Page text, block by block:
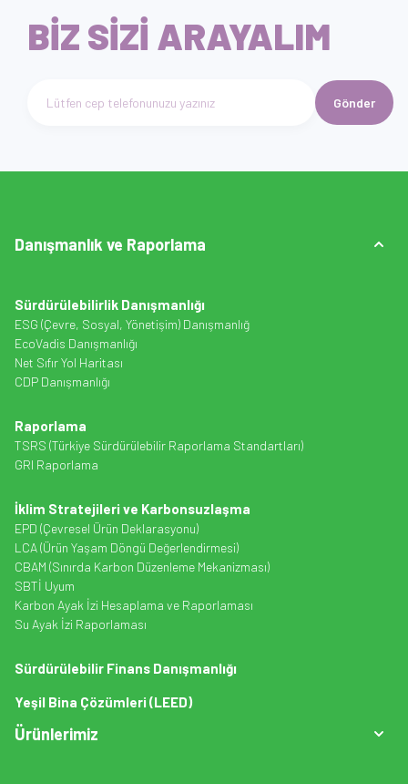
BİZ SİZİ ARAYALIM
Telefon numarası giriniz Gönder
Danışmanlık ve Raporlama
Sürdürülebilirlik Danışmanlığı
ESG (Çevre, Sosyal, Yönetişim) Danışmanlığ
EcoVadis Danışmanlığı
Net Sıfır Yol Haritası
CDP Danışmanlığı
Raporlama
TSRS (Türkiye Sürdürülebilir Raporlama Standartları)
GRI Raporlama
İklim Stratejileri ve Karbonsuzlaşma
EPD (Çevresel Ürün Deklarasyonu)
LCA (Ürün Yaşam Döngü Değerlendirmesi)
CBAM (Sınırda Karbon Düzenleme Mekanizması)
SBTİ Uyum
Karbon Ayak İzi Hesaplama ve Raporlaması
Su Ayak İzi Raporlaması
Sürdürülebilir Finans Danışmanlığı
Yeşil Bina Çözümleri (LEED)
Ürünlerimiz